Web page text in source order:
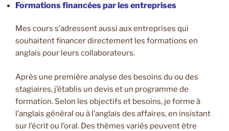
Formations financées par les entreprises
Mes cours s’adressent aussi aux entreprises qui
souhaitent financer directement les formations en
anglais pour leurs collaborateurs.
Après une première analyse des besoins du ou des
stagiaires, j’établis un devis et un programme de
formation. Selon les objectifs et besoins, je forme à
l’anglais général ou à l’anglais des affaires, en insistant
sur l’écrit ou l’oral. Des thèmes variés peuvent être